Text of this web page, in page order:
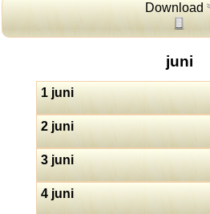
Download
juni
1 juni
2 juni
3 juni
4 juni